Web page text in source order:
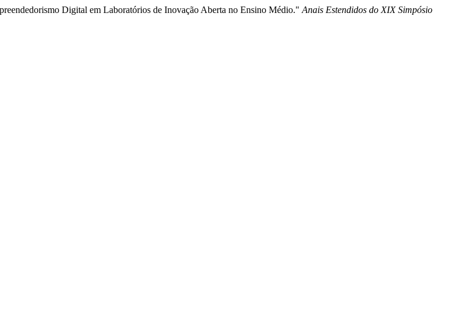
Digital em Laboratórios de Inovação Aberta no Ensino Médio." Anais Estendidos do XIX Simpósio